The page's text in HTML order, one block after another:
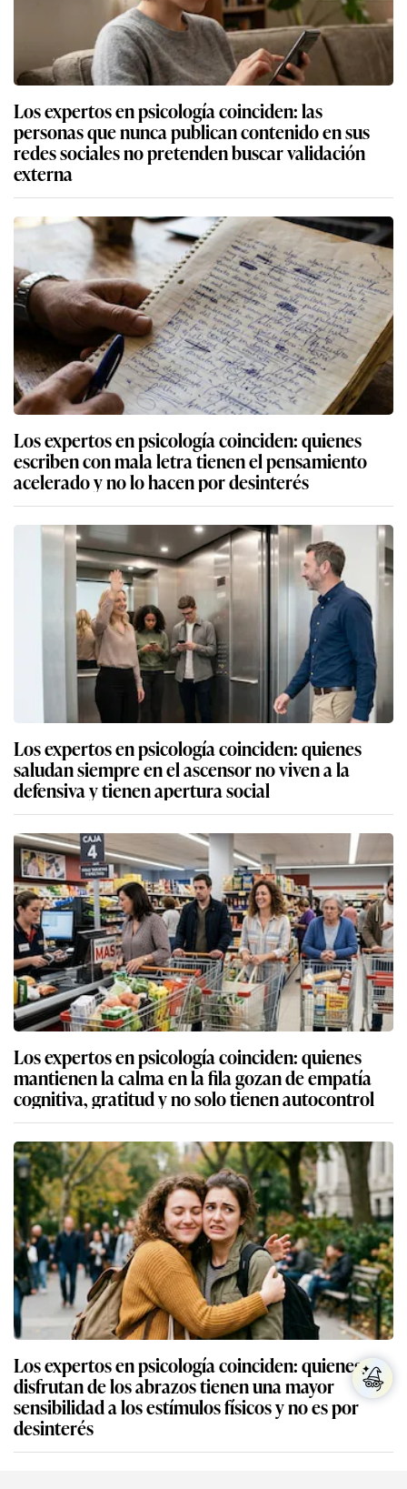
Los expertos en psicología coinciden: las
personas que nunca publican contenido en sus
redes sociales no pretenden buscar validación
externa
Los expertos en psicología coinciden: quienes
escriben con mala letra tienen el pensamiento
acelerado y no lo hacen por desinterés
Los expertos en psicología coinciden: quienes
saludan siempre en el ascensor no viven a la
defensiva y tienen apertura social
Los expertos en psicología coinciden: quienes
mantienen la calma en la fila gozan de empatía
cognitiva, gratitud y no solo tienen autocontrol
Los expertos en psicología coinciden: quienes no
disfrutan de los abrazos tienen una mayor
sensibilidad a los estímulos físicos y no es por
desinterés